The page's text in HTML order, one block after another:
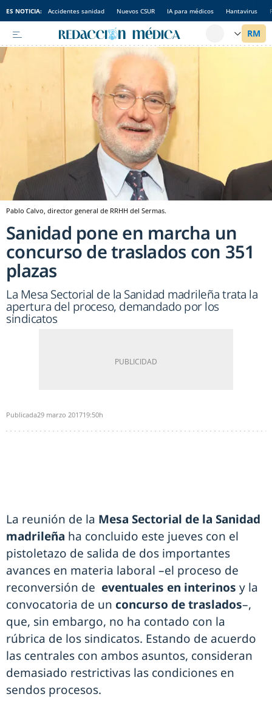
ES NOTICIA: Accidentes sanidad Nuevos CSUR IA para médicos Hantavirus
Pablo Calvo, director general de RRHH del Sermas.
Sanidad pone en marcha un
concurso de traslados con 351
plazas
La Mesa Sectorial de la Sanidad madrileña trata la
apertura del proceso, demandado por los
sindicatos
Publicada29 marzo 201719:50h
La reunión de la Mesa Sectorial de la Sanidad
madrileña ha concluido este jueves con el
pistoletazo de salida de dos importantes
avances en materia laboral –el proceso de
reconversión de eventuales en interinos y la
convocatoria de un concurso de traslados–,
que, sin embargo, no ha contado con la
rúbrica de los sindicatos. Estando de acuerdo
las centrales con ambos asuntos, consideran
demasiado restrictivas las condiciones en
sendos procesos.